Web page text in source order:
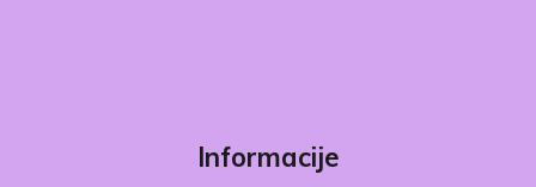
Informacije